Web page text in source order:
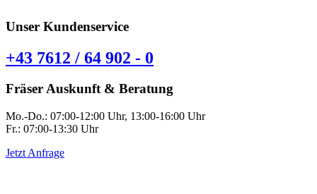
Unser Kundenservice
+43 7612 / 64 902 - 0
Fräser Auskunft & Beratung
Mo.-Do.: 07:00-12:00 Uhr, 13:00-16:00 Uhr
Fr.: 07:00-13:30 Uhr
Jetzt Anfrage